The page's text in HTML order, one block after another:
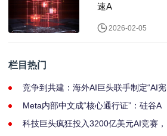
速A
2026-02-05
栏目热门
竞争到共建：海外AI巨头联手制定“AI宪
Meta内部中文成“核心通行证”：硅谷A
科技巨头疯狂投入3200亿美元AI竞赛，